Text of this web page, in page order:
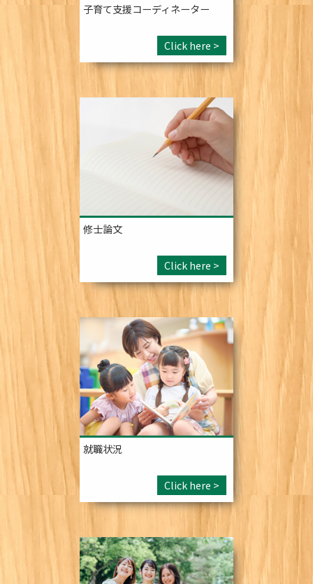
子育て支援コーディネーター
Click here >
修士論文
Click here >
就職状況
Click here >